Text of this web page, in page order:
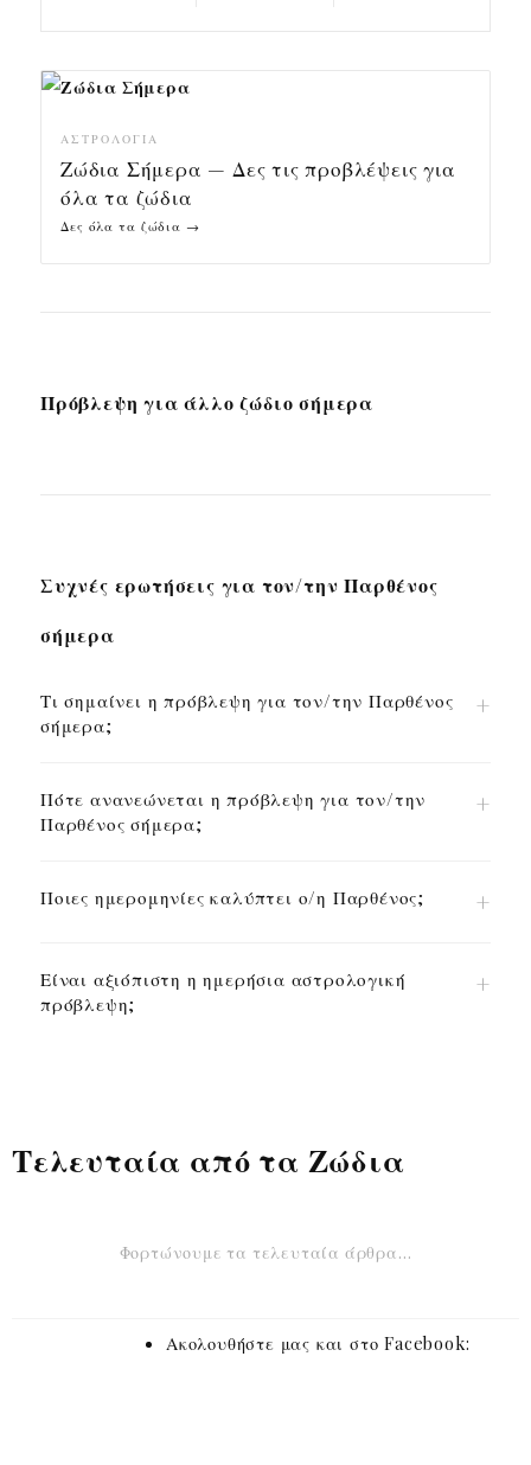
ΑΣΤΡΟΛΟΓΊΑ
Ζώδια Σήμερα — Δες τις προβλέψεις για
όλα τα ζώδια
Δες όλα τα ζώδια →
Πρόβλεψη για άλλο ζώδιο σήμερα
Συχνές ερωτήσεις για τον/την Παρθένος
σήμερα
Τι σημαίνει η πρόβλεψη για τον/την Παρθένος
σήμερα;
Πότε ανανεώνεται η πρόβλεψη για τον/την
Παρθένος σήμερα;
Ποιες ημερομηνίες καλύπτει ο/η Παρθένος;
Είναι αξιόπιστη η ημερήσια αστρολογική
πρόβλεψη;
Τελευταία από τα Ζώδια
Φορτώνουμε τα τελευταία άρθρα…
Ακολουθήστε μας και στο Facebook: